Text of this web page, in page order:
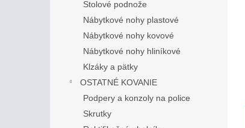
Stolové podnože
Nábytkové nohy plastové
Nábytkové nohy kovové
Nábytkové nohy hliníkové
Klzáky a pätky
OSTATNÉ KOVANIE
Podpery a konzoly na police
Skrutky